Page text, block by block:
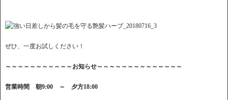
ぜひ、一度お試しください！
～～～～～～～～～～～お知らせ～～～～～～～～～～～～～～
営業時間 朝9:00 ～ 夕方18:00